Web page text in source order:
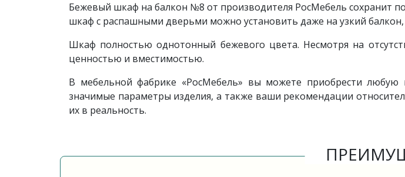
Бежевый шкаф на балкон №8 от производителя РосМебель сохранит
шкаф с распашными дверьми можно установить даже на узкий
Шкаф полностью однотонный бежевого цвета. Несмотря на
ценностью и вместимостью.
В мебельной фабрике «РосМебель» вы можете приобрести
значимые параметры изделия, а также ваши рекомендации
их в реальность.